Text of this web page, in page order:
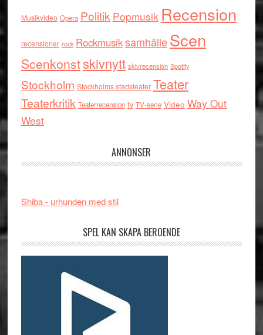
Musikvideo Opera Politik Popmusik Recension
recensioner rock RockmusiksamhälleScen
Scenkonstskivnytt skivrecension Spotify
Stockholm Stockholms stadsteater Teater
Teaterkritik Teaterrecension tv TV-serie Video Way Out
West
ANNONSER
Shiba - urhunden med stil
SPEL KAN SKAPA BEROENDE